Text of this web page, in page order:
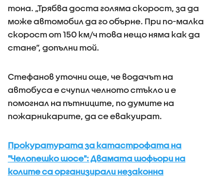
тона. „Трябва доста голяма скорост, за да
може автомобил да го обърне. При по-малка
скорост от 150 км/ч това нещо няма как да
стане“, допълни той.
Стефанов уточни още, че водачът на
автобуса е счупил челното стъкло и е
помогнал на пътниците, по думите на
пожарникарите, да се евакуират.
Прокуратурата за катастрофата на
"Челопешко шосе": Двамата шофьори на
колите са организирали незаконна